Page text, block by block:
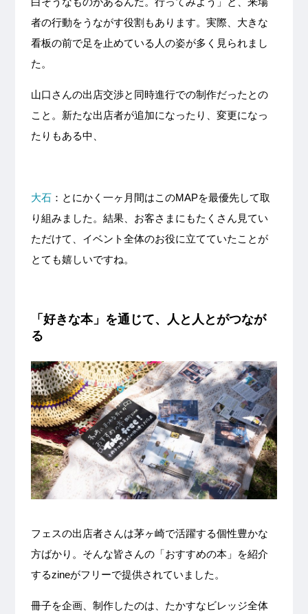
者の行動をうながす役割もあります。実際、大きな
看板の前で足を止めている人の姿が多く見られまし
た。
山口さんの出店交渉と同時進行での制作だったとの
こと。新たな出店者が追加になったり、変更になっ
たりもある中、
大石：とにかく一ヶ月間はこのMAPを最優先して取
り組みました。結果、お客さまにもたくさん見てい
ただけて、イベント全体のお役に立てていたことが
とても嬉しいですね。
「好きな本」を通じて、人と人とがつなが
る
フェスの出店者さんは茅ヶ崎で活躍する個性豊かな
方ばかり。そんな皆さんの「おすすめの本」を紹介
するzineがフリーで提供されていました。
冊子を企画、制作したのは、たかすなビレッジ全体